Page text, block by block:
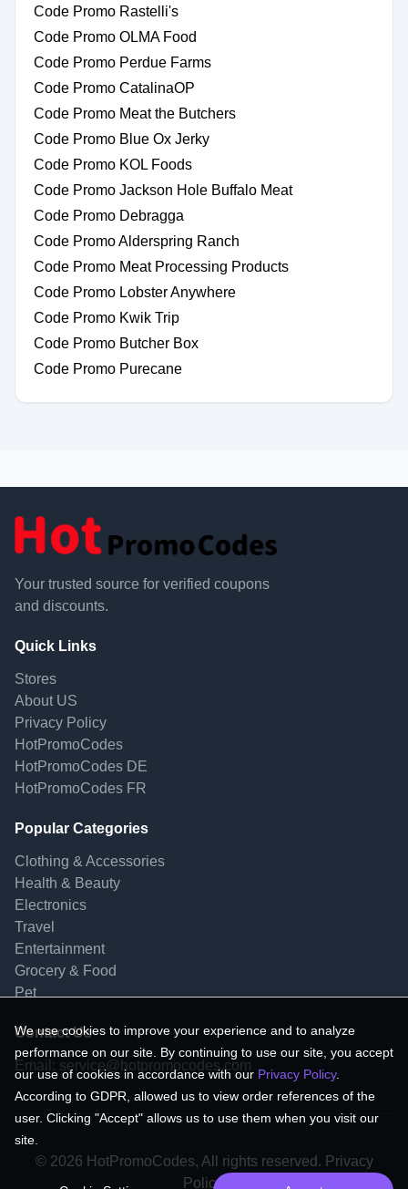
Code Promo Rastelli's
Code Promo OLMA Food
Code Promo Perdue Farms
Code Promo CatalinaOP
Code Promo Meat the Butchers
Code Promo Blue Ox Jerky
Code Promo KOL Foods
Code Promo Jackson Hole Buffalo Meat
Code Promo Debragga
Code Promo Alderspring Ranch
Code Promo Meat Processing Products
Code Promo Lobster Anywhere
Code Promo Kwik Trip
Code Promo Butcher Box
Code Promo Purecane
Your trusted source for verified coupons
and discounts.
Quick Links
Stores
About US
Privacy Policy
HotPromoCodes
HotPromoCodes DE
HotPromoCodes FR
Popular Categories
Clothing & Accessories
Health & Beauty
Electronics
Travel
Entertainment
Grocery & Food
Pet
Contact Us
Email: service@hotpromocodes.com
© 2026 HotPromoCodes, All rights reserved. Privacy
Policy.
We use cookies to improve your experience and to analyze
performance on our site. By continuing to use our site, you accept
our use of cookies in accordance with our Privacy Policy.
According to GDPR, allowed us to view order references of the
user. Clicking "Accept" allows us to use them when you visit our
site.